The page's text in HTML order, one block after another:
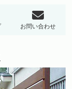
お問い合わせ